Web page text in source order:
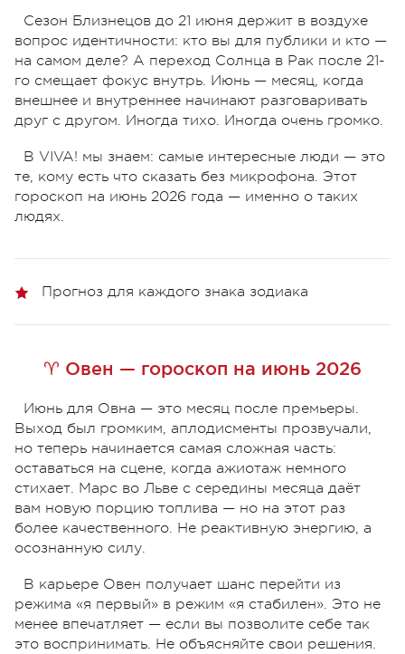
Сезон Близнецов до 21 июня держит в воздухе
вопрос идентичности: кто вы для публики и кто —
на самом деле? А переход Солнца в Рак после 21-
го смещает фокус внутрь. Июнь — месяц, когда
внешнее и внутреннее начинают разговаривать
друг с другом. Иногда тихо. Иногда очень громко.
В VIVA! мы знаем: самые интересные люди — это
те, кому есть что сказать без микрофона. Этот
гороскоп на июнь 2026 года — именно о таких
людях.
Прогноз для каждого знака зодиака
♈ Овен — гороскоп на июнь 2026
Июнь для Овна — это месяц после премьеры.
Выход был громким, аплодисменты прозвучали,
но теперь начинается самая сложная часть:
оставаться на сцене, когда ажиотаж немного
стихает. Марс во Льве с середины месяца даёт
вам новую порцию топлива — но на этот раз
более качественного. Не реактивную энергию, а
осознанную силу.
В карьере Овен получает шанс перейти из
режима «я первый» в режим «я стабилен». Это не
менее впечатляет — если вы позволите себе так
это воспринимать. Не объясняйте свои решения.